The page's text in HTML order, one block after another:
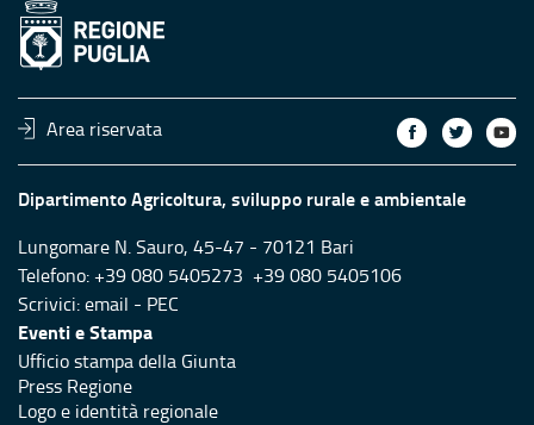
Area riservata
Dipartimento Agricoltura, sviluppo rurale e ambientale
Lungomare N. Sauro, 45-47 - 70121 Bari
Telefono: +39 080 5405273 +39 080 5405106
Scrivici:email - PEC
Eventi e Stampa
Ufficio stampa della Giunta
Press Regione
Logo e identità regionale